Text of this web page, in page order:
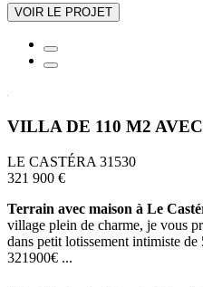
VOIR LE PROJET
VILLA DE 110 M2
LE CASTÉRA 31530
321 900 €
Terrain avec maison à Le
village plein de charme, je vous
dans petit lotissement intimiste
321900€ ...